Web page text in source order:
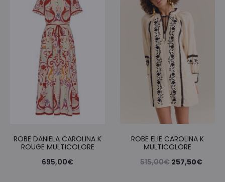
était :
480,00€.
était :
525,00€.
ROBE DANIELA CAROLINA K
ROUGE MULTICOLORE
695,00€
ROBE ELIE CAROLINA K
MULTICOLORE
515,00€ Le
257,50€